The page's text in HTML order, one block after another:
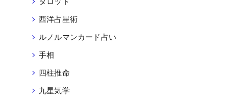
西洋占星術
ルノルマンカード占い
手相
四柱推命
九星気学